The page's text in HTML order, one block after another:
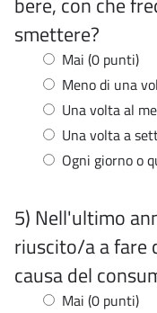
smettere?
Mai (0 punti)
Meno di una
Una volta al
Una volta a
Ogni giorno o
5) Nell'ultimo
riuscito/a a fare
causa del
Mai (0 punti)